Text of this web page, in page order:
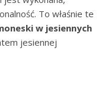
To właśnie te
w jesiennych
jesiennej